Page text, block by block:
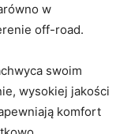
w
off-road.
swoim
wysokiej jakości
komfort